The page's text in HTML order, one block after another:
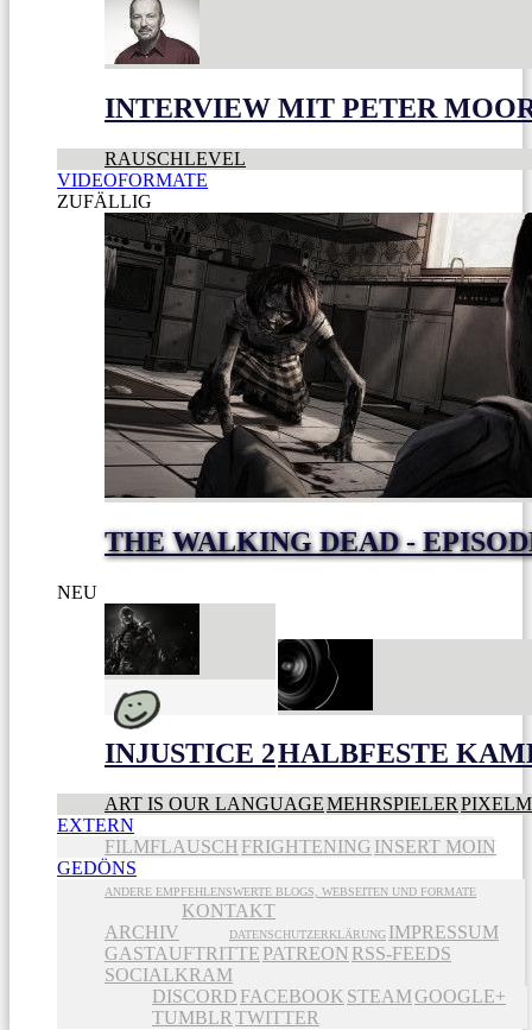
INTERVIEW MIT PETER
RAUSCHLEVEL
VIDEOFORMATE
ZUFÄLLIG
THE WALKING DEAD -
NEU
INJUSTICE 2HALBFESTE
ART IS OUR LANGUAGEMEHRSPIELER
EXTERN
FILMFLAUSCH FRIGHTENING INSERT MOIN
GEDÖNS
ANDERE EMPFEHLENSWERTE BLOGS, WEBSEITEN UND FORMATE
ARCHIV
KONTAKT
DATENSCHUTZERKLÄRUNG IMPRESSUM
GASTAUFTRITTE PATREON RSS-FEEDS
SOCIALKRAM
DISCORD FACEBOOK STEAMGOOGLE+
TUMBLR TWITTER